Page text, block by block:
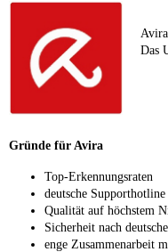
Das
Gründe für Avira
Top-Erkennungsraten
deutsche Supporthotline
Qualität auf höchstem
Sicherheit nach
enge Zusammenarbeit